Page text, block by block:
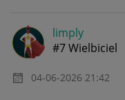
limply
#7 Wielbiciel
‎04-06-2026 21:42